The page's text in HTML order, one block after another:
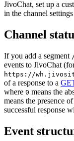
JivoChat, set up a
in the channel
Channel
If you add a segment
events to JivoChat
https://
of a response to a
where 0 means the
means the presence
successful response
Event